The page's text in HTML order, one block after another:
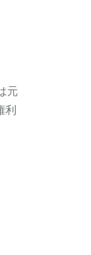
元
利